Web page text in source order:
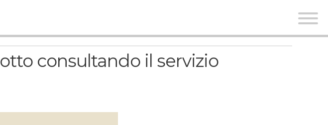
consultando il servizio